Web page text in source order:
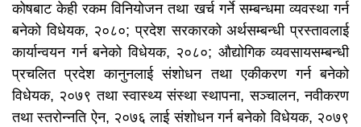
कोषबाट केही रकम विनियोजन तथा खर्च गर्ने सम्बन्धमा व्यवस्था गर्न
बनेको विधेयक, २०८०; प्रदेश सरकारको अर्थसम्बन्धी प्रस्तावलाई
कार्यान्वयन गर्न बनेको विधेयक, २०८०; औद्योगिक व्यवसायसम्बन्धी
प्रचलित प्रदेश कानुनलाई संशोधन तथा एकीकरण गर्न बनेको
विधेयक, २०७९ तथा स्वास्थ्य संस्था स्थापना, सञ्चालन, नवीकरण
तथा स्तरोन्नति ऐन, २०७६ लाई संशोधन गर्न बनेको विधेयक, २०७९